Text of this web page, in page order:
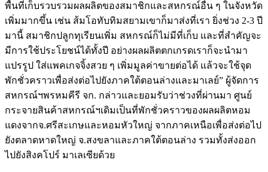
พื้นที่เก็บรวบรวมผลผลิตของสมาชิกและสหกรณ์อื่น ๆ ในจังหวัด
เพิ่มมากขึ้น เช่น ส้มโอทับทิมสยามเขาก็มาส่งที่เรา ยิ่งช่วง 2-3 ปี
มานี้ สมาชิกปลูกทุเรียนเพิ่ม สหกรณ์ก็ไม่มีที่เก็บ และที่สำคัญจะ
มีการใช้ประโยชน์ได้ทั้งปี อย่างผลผลิตตกเกรดเราก็จะนำมา
แปรรูป ใส่แพคเกจจิ้งสวย ๆ เพิ่มมูลค่าขายต่อได้ แล้วจะใช้จุด
พักชั่วคราวเพื่อส่งต่อไปยังภาคใต้ตอนล่างและมาเลย์” ผู้จัดการ
สหกรณ์ฯพรหมคีรี จก. กล่าวและยอมรับว่าช่วงที่ผ่านมา ศูนย์
กระจายสินค้าสหกรณ์ฯเดิมเป็นที่พักชั่วคราวของผลผลิตหอม
แดงจากจ.ศรีสะเกษและหอมหัวใหญ่ จากภาคเหนือเพื่อส่งต่อไป
ยังตลาดหาดใหญ่ จ.สงขลาและภาคใต้ตอนล่าง รวมทั้งส่งออก
ไปยังสิงคโปร์ มาเลเซียด้วย